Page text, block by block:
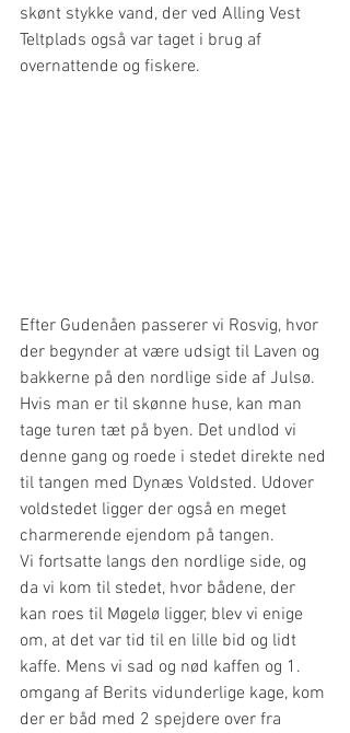
skønt stykke vand, der ved Alling Vest
Teltplads også var taget i brug af
overnattende og fiskere.
Efter Gudenåen passerer vi Rosvig, hvor
der begynder at være udsigt til Laven og
bakkerne på den nordlige side af Julsø.
Hvis man er til skønne huse, kan man
tage turen tæt på byen. Det undlod vi
denne gang og roede i stedet direkte ned
til tangen med Dynæs Voldsted. Udover
voldstedet ligger der også en meget
charmerende ejendom på tangen.
Vi fortsatte langs den nordlige side, og
da vi kom til stedet, hvor bådene, der
kan roes til Møgelø ligger, blev vi enige
om, at det var tid til en lille bid og lidt
kaffe. Mens vi sad og nød kaffen og 1.
omgang af Berits vidunderlige kage, kom
der er båd med 2 spejdere over fra